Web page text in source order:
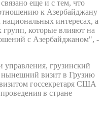
еще и с тем, что
к Азербайджану
интересах, а
групп, которые влияют на
с Азербайджаном", -
управления, грузинский
нынешний визит в Грузию
госсекретаря США
в стране